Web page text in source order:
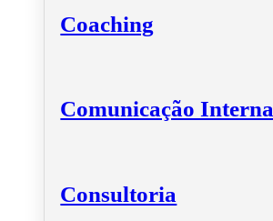
Coaching
Comunicação Interna
Consultoria